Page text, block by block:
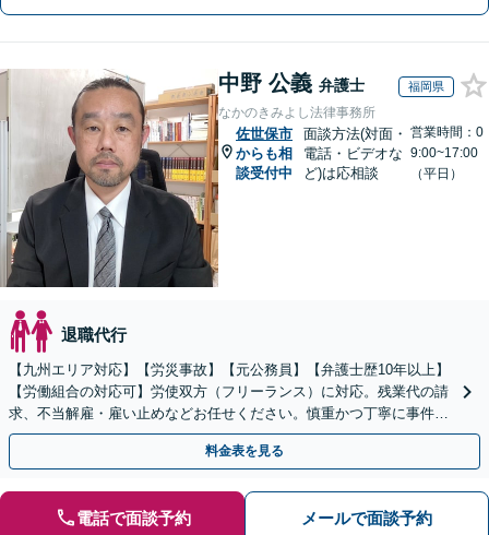
中野 公義 弁護士 福岡県
なかのきみよし法律事務所
佐世保市
からも相
談受付中
面談方法(対面・
電話・ビデオな
ど)は応相談
営業時間：0
9:00~17:00
（平日）
退職代行
【九州エリア対応】【労災事故】【元公務員】【弁護士歴10年以上】
【労働組合の対応可】労使双方（フリーランス）に対応。残業代の請
求、不当解雇・雇い止めなどお任せください。慎重かつ丁寧に事件解
決へと進めます。
料金表を見る
電話で面談予約 メールで面談予約